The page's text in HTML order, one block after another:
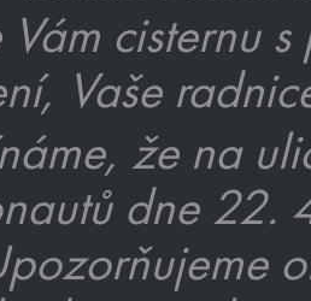
cisternu
Vaše
že na
dne